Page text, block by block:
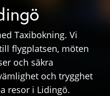
Taxibokning. Vi
flygplatsen, möten
och säkra
och trygghet
resor i Lidingö.